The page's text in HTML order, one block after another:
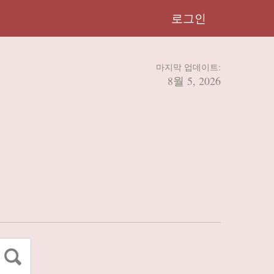
로그인
마지막 업데이트:
8월 5, 2026